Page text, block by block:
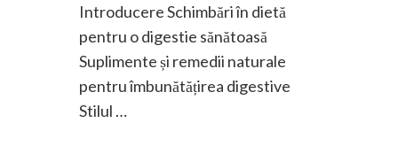
Introducere Schimbări în dietă
pentru o digestie sănătoasă
Suplimente și remedii naturale
pentru îmbunătățirea digestive
Stilul …